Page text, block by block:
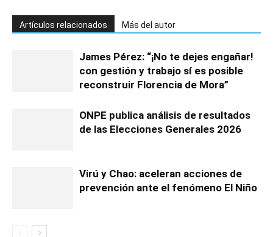
Artículos relacionados Más del autor
James Pérez: “¡No te dejes engañar!
con gestión y trabajo sí es posible
reconstruir Florencia de Mora”
ONPE publica análisis de resultados
de las Elecciones Generales 2026
Virú y Chao: aceleran acciones de
prevención ante el fenómeno El Niño